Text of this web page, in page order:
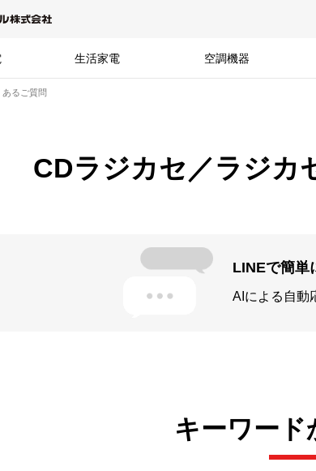
生活家電 空調機器
るご質問
CDラジカセ／ラジカ
LINEで簡単
AIによる自動
キーワード